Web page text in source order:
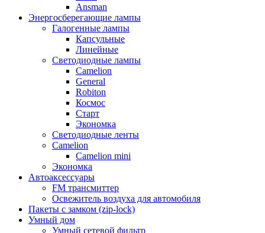
Ansman
Энергосберегающие лампы
Галогенные лампы
Капсульные
Линейные
Светодиодные лампы
Camelion
General
Robiton
Космос
Старт
Экономка
Светодиодные ленты
Camelion
Camelion mini
Экономка
Автоаксессуары
FM трансмиттер
Освежитель воздуха для автомобиля
Пакеты с замком (zip-lock)
Умный дом
Умный сетевой фильтр